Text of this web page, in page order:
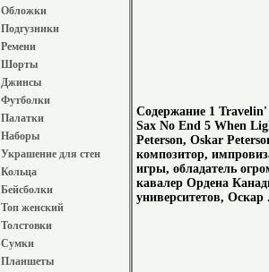
Обложки
Подгузники
Ремени
Шорты
Джинсы
Футболки
Палатки
Наборы
Украшение для стен
Кольца
Бейсболки
Топ женский
Толстовки
Сумки
Планшеты
Содержание 1
Sax No End 5 When
Peterson, Oskar
композитор,
игры, обладатель
кавалер Ордена
университетов, Оскар